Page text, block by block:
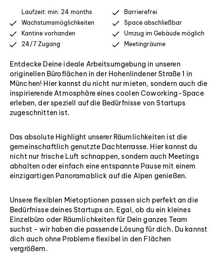
Laufzeit: min. 24 months
Wachstumsmöglichkeiten
Kantine vorhanden
24/7 Zugang
Barrierefrei
Space abschließbar
Umzug im Gebäude möglich
Meetingräume
Entdecke Deine ideale Arbeitsumgebung in unseren
originellen Büroflächen in der Hohenlindener Straße 1 in
München! Hier kannst du nicht nur mieten, sondern auch die
inspirierende Atmosphäre eines coolen Coworking-Space
erleben, der speziell auf die Bedürfnisse von Startups
zugeschnitten ist.
Das absolute Highlight unserer Räumlichkeiten ist die
gemeinschaftlich genutzte Dachterrasse. Hier kannst du
nicht nur frische Luft schnappen, sondern auch Meetings
abhalten oder einfach eine entspannte Pause mit einem
einzigartigen Panoramablick auf die Alpen genießen.
Unsere flexiblen Mietoptionen passen sich perfekt an die
Bedürfnisse deines Startups an. Egal, ob du ein kleines
Einzelbüro oder Räumlichkeiten für Dein ganzes Team
suchst - wir haben die passende Lösung für dich. Du kannst
dich auch ohne Probleme flexibel in den Flächen
vergrößern.